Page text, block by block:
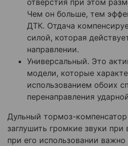
отверстия при этом
Чем он больше, тем
ДТК. Отдача
силой, которая
направлении.
Универсальный. Это
модели, которые
использованием обоих
перенаправления
Дульный тормоз-компенсатор
заглушить громкие звуки
при его использовании